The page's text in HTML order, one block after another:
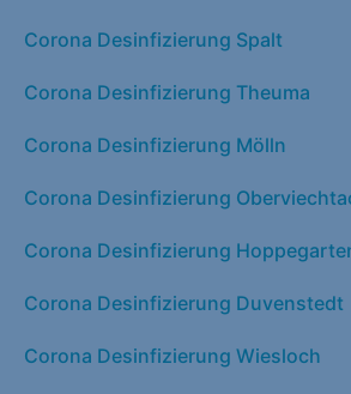
Corona Desinfizierung Spalt
Corona Desinfizierung Theuma
Corona Desinfizierung Mölln
Corona Desinfizierung
Corona Desinfizierung
Corona Desinfizierung Duvenstedt
Corona Desinfizierung Wiesloch